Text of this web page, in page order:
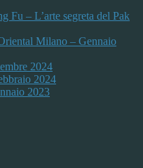
Fu – L’arte segreta del Pak
Milano – Gennaio
2024
2024
2023